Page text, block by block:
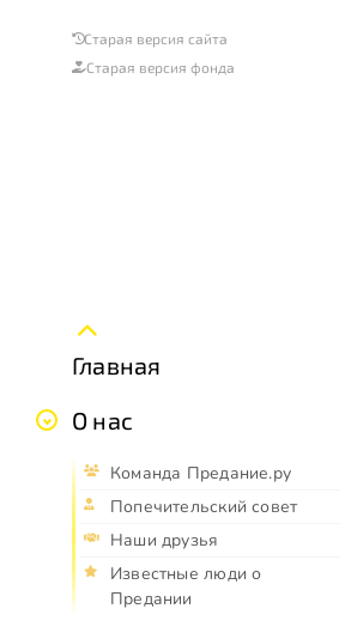
Старая версия сайта
Старая версия фонда
Главная
О нас
Команда Предание.ру
Попечительский совет
Наши друзья
Известные люди о
Предании